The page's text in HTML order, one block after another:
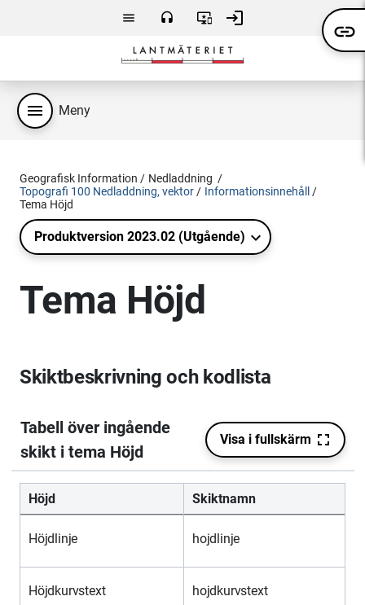
Hoppa till huvudsakligt innehåll
menu headset
oss
important_devices login
in
menu Meny
Geografisk Information
Nedladdning
Topografi 100 Nedladdning, vektor
Informationsinnehåll
Tema Höjd
Produktversion 2023.02 (Utgående)
Tema Höjd
Skiktbeskrivning och kodlista
Höjd Skiktnamn
Höjdlinje hojdlinje
Höjdkurvstext hojdkurvstext
link